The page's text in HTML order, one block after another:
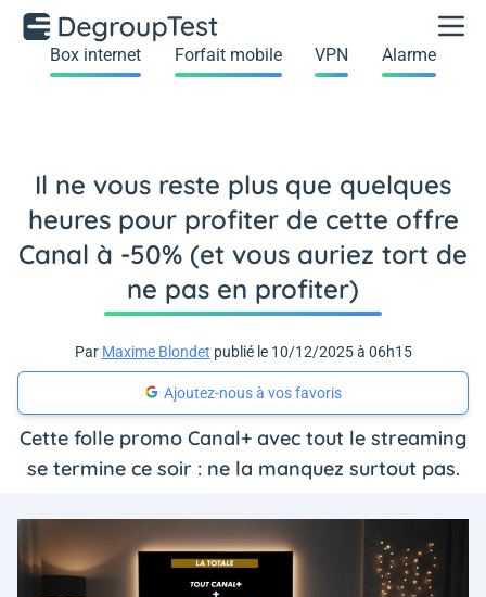
Box internet Forfait mobile VPN Alarme
Il ne vous reste plus que quelques
heures pour profiter de cette offre
Canal à -50% (et vous auriez tort de
ne pas en profiter)
Par Maxime Blondet publié le 10/12/2025 à 06h15
Ajoutez-nous à vos favoris
Cette folle promo Canal+ avec tout le streaming
se termine ce soir : ne la manquez surtout pas.